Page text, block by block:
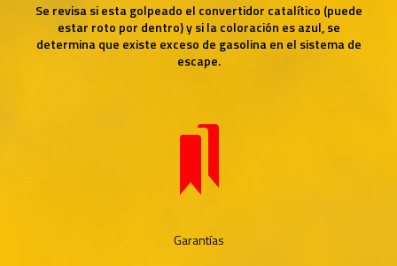
Se revisa si esta golpeado el convertidor catalítico (puede
estar roto por dentro) y si la coloración es azul, se
determina que existe exceso de gasolina en el sistema de
escape.
Garantías